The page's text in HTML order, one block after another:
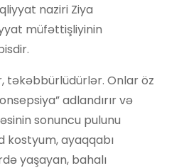
naziri Ziya
müfəttişliyinin
təkəbbürlüdürlər. Onlar öz
adlandırır və
sonuncu pulunu
kostyum, ayaqqabı
yaşayan, bahalı